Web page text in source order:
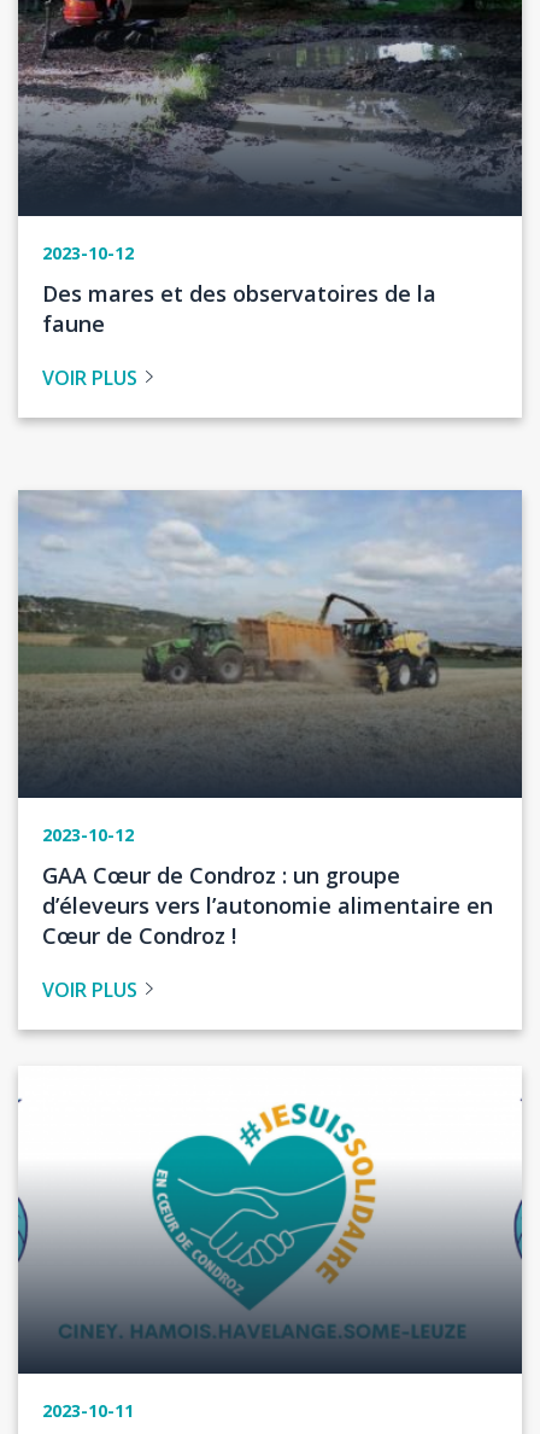
2023-10-12
Titre
de
Des mares et des observatoires de la
faune
VOIR PLUS
2023-10-12
Titre
de
l'actualité
GAA Cœur de Condroz : un groupe
d’éleveurs vers l’autonomie alimentaire en
Cœur de Condroz !
VOIR PLUS
2023-10-11